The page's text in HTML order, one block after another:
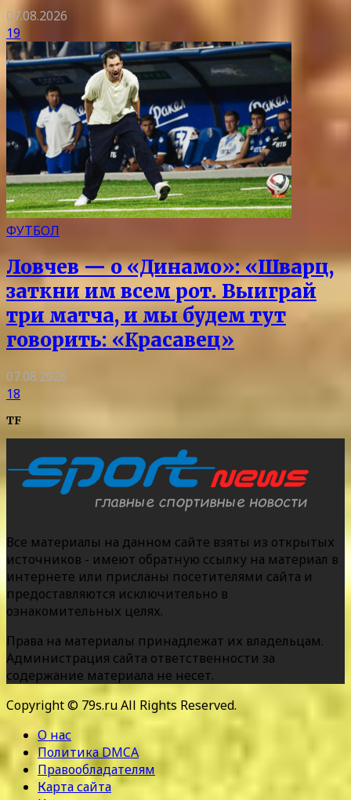
07.08.2026
19
ФУТБОЛ
Ловчев — о «Динамо»: «Шварц,
заткни им всем рот. Выиграй
три матча, и мы будем тут
говорить: «Красавец»
07.08.2026
18
TF
Все материалы на данном сайте взяты из открытых
источников - имеют обратную ссылку на материал в
интернете или присланы посетителями сайта и
предоставляются исключительно в
ознакомительных целях.
Права на материалы принадлежат их владельцам.
Администрация сайта ответственности за
содержание материала не несет.
Copyright © 79s.ru All Rights Reserved.
О нас
Политика DMCA
Правообладателям
Карта сайта